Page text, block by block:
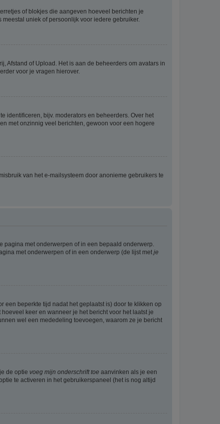
of blokjes die aangeven hoeveel berichten je
uniek of persoonlijk voor iedere gebruiker.
Afstand of Upload. Het is aan de beheerders om avatars in
voor je vragen hierover.
identificeren, bijv. moderators en beheerders. Over het
met onzinnig veel berichten, gewoon voor een hogere
van het e-mailsysteem door anonieme gebruikers te
pagina met onderwerpen of in een bepaald onderwerp.
met onderwerpen of in een onderwerp (de lijst met je
beperkte tijd nadat het geplaatst is) door te klikken op
keer en wanneer je het bericht voor het laatst je
wel een mededeling toevoegen, waarom ze je bericht
de optie voeg mijn onderschrift toe aanvinken als je een
te activeren in het gebruikerspaneel (het is nog altijd